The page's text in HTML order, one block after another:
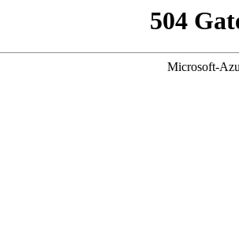
504
Microsoft-